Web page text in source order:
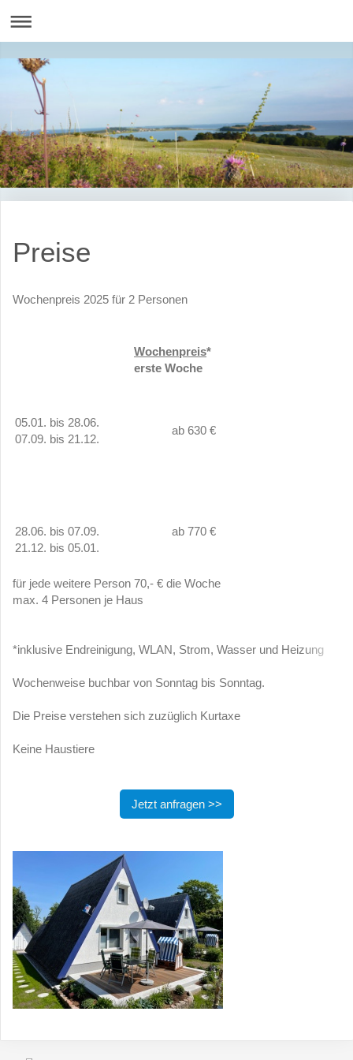
Preise
Wochenpreis 2025 für 2 Personen
Wochenpreis*
erste Woche
05.01. bis 28.06.
07.09. bis 21.12.
ab 630 €
28.06. bis 07.09.
21.12. bis 05.01.
ab 770 €
für jede weitere Person 70,- € die Woche
max. 4 Personen je Haus
*inklusive Endreinigung, WLAN, Strom, Wasser und Heizung
Wochenweise buchbar von Sonntag bis Sonntag.
Die Preise verstehen sich zuzüglich Kurtaxe
Keine Haustiere
Jetzt anfragen >>